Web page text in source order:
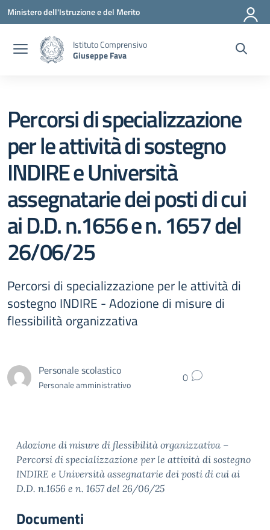
Vai ai contenuti
Vai al menu di navigazione
Vai al footer
Ministero dell'Istruzione e del Merito
Istituto Comprensivo
Giuseppe Fava
Percorsi di specializzazione
per le attività di sostegno
INDIRE e Università
assegnatarie dei posti di cui
ai D.D. n.1656 e n. 1657 del
26/06/25
Percorsi di specializzazione per le attività di
sostegno INDIRE - Adozione di misure di
flessibilità organizzativa
Personale scolastico
Personale amministrativo 0
Adozione di misure di flessibilità organizzativa –
Percorsi di specializzazione per le attività di sostegno
INDIRE e Università assegnatarie dei posti di cui ai
D.D. n.1656 e n. 1657 del 26/06/25
Documenti